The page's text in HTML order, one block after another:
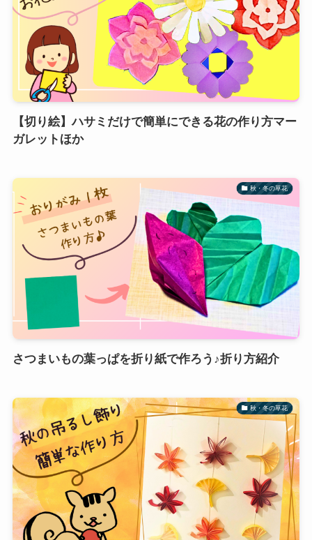
【切り絵】ハサミだけで簡単にできる花の作り方マー
ガレットほか
秋・冬の草花
さつまいもの葉っぱを折り紙で作ろう♪折り方紹介
秋・冬の草花